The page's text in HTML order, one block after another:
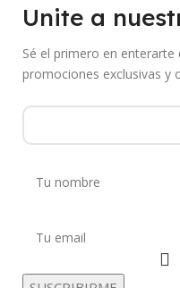
Unite a
Sé el primero en
promociones exclusivas y